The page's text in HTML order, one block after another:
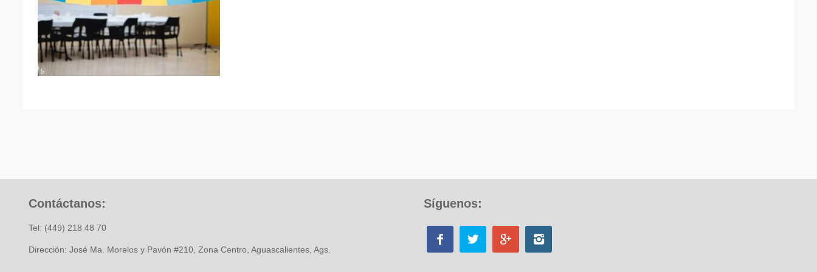
Contáctanos:
Tel: (449) 218 48 70
Dirección: José Ma. Morelos y Pavón #210, Zona Centro, Aguascalientes, Ags.
Síguenos: